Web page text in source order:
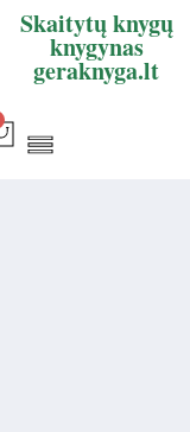
Skaitytų knygų
knygynas
geraknyga.lt